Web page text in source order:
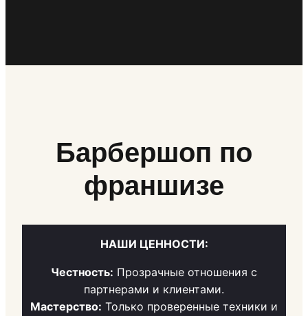
Барбершоп по
франшизе
НАШИ ЦЕННОСТИ:
Честность: Прозрачные отношения с
партнерами и клиентами.
Мастерство: Только проверенные техники и